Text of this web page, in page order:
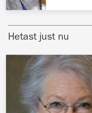
Hetast just nu